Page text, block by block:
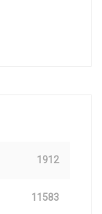
1912
11583